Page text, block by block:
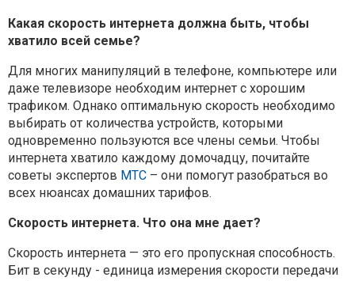
Какая скорость интернета должна быть, чтобы
хватило всей семье?
Для многих манипуляций в телефоне, компьютере или
даже телевизоре необходим интернет с хорошим
трафиком. Однако оптимальную скорость необходимо
выбирать от количества устройств, которыми
одновременно пользуются все члены семьи. Чтобы
интернета хватило каждому домочадцу, почитайте
советы экспертов МТС – они помогут разобраться во
всех нюансах домашних тарифов.
Скорость интернета. Что она мне дает?
Скорость интернета — это его пропускная способность.
Бит в секунду - единица измерения скорости передачи